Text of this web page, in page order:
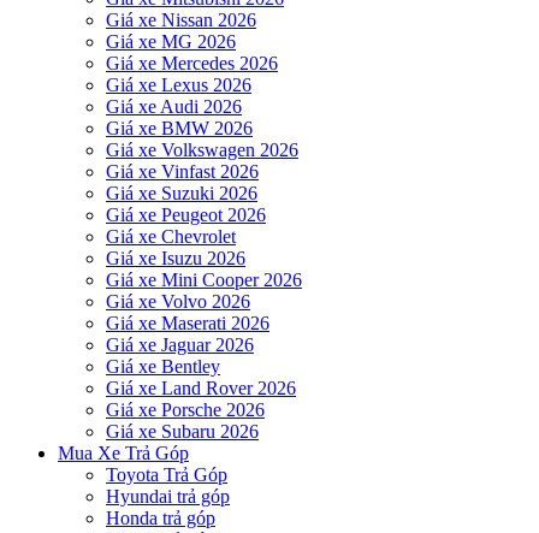
Giá xe Nissan 2026
Giá xe MG 2026
Giá xe Mercedes 2026
Giá xe Lexus 2026
Giá xe Audi 2026
Giá xe BMW 2026
Giá xe Volkswagen 2026
Giá xe Vinfast 2026
Giá xe Suzuki 2026
Giá xe Peugeot 2026
Giá xe Chevrolet
Giá xe Isuzu 2026
Giá xe Mini Cooper 2026
Giá xe Volvo 2026
Giá xe Maserati 2026
Giá xe Jaguar 2026
Giá xe Bentley
Giá xe Land Rover 2026
Giá xe Porsche 2026
Giá xe Subaru 2026
Mua Xe Trả Góp
Toyota Trả Góp
Hyundai trả góp
Honda trả góp